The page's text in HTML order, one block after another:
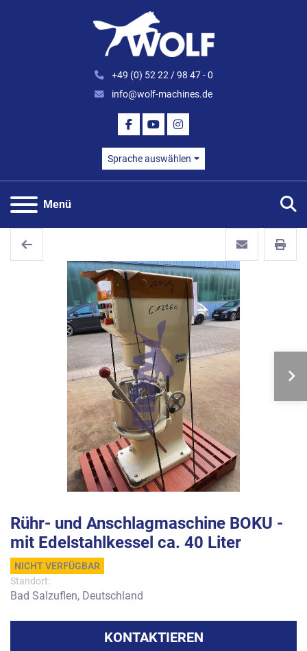
+49 (0) 52 22 / 98 47 - 0
info@wolf-machines.de
FACEBOOK
YOUTUBEINSTAGRAM
Sprache auswählen
Menü
Rühr- und Anschlagmaschine BOKU -
mit Edelstahlkessel ca. 40 Liter
NICHT VERFÜGBAR
Standort:
Bad Salzuflen, Deutschland
KONTAKTIEREN